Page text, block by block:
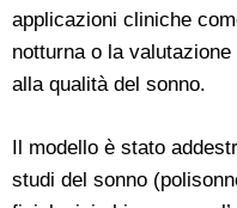
applicazioni cliniche
notturna o la
alla qualità del sonno.
Il modello è stato
studi del sonno